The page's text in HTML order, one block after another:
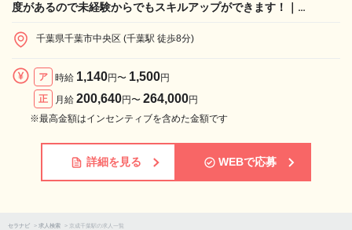
度があるので未経験からでもスキルアップができます！｜
千葉県千葉市中央区 (千葉駅 徒歩8分)
ア 時給 1,140円〜 1,500円
正
月給 200,640円〜 264,000円
※最高金額はインセンティブを含めた金額です
詳細を見る WEBで応募
セラナビ > 求人検索 > 京成千葉駅の求人一覧